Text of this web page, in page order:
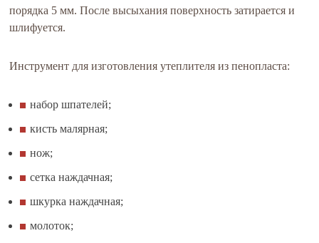
порядка 5 мм. После высыхания поверхность затирается и
шлифуется.
Инструмент для изготовления утеплителя из пенопласта:
набор шпателей;
кисть малярная;
нож;
сетка наждачная;
шкурка наждачная;
молоток;